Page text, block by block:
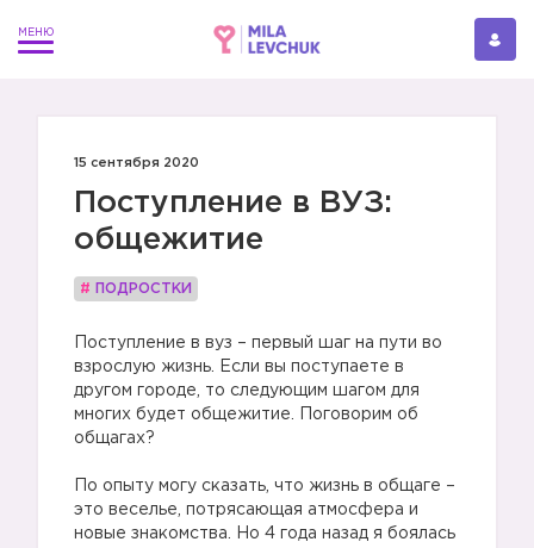
15 сентября 2020
Поступление в ВУЗ:
общежитие
# ПОДРОСТКИ
Поступление в вуз – первый шаг на пути во
взрослую жизнь. Если вы поступаете в
другом городе, то следующим шагом для
многих будет общежитие. Поговорим об
общагах?
По опыту могу сказать, что жизнь в общаге –
это веселье, потрясающая атмосфера и
новые знакомства. Но 4 года назад я боялась